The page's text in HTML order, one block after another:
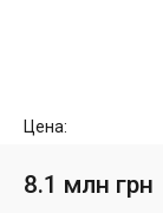
Цена:
8.1 млн грн